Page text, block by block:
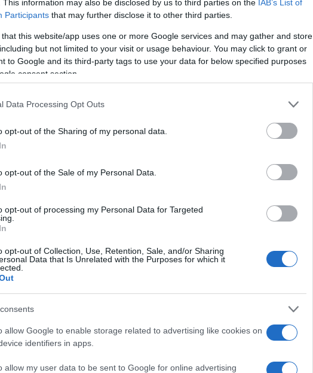
This information may also be disclosed by us to third parties on the IAB’s List of
Participants that may further disclose it to other third parties.
that this website/app uses one or more Google services and may gather and store
but not limited to your visit or usage behaviour. You may click to grant or
to Google and its third-party tags to use your data for below specified purposes
consent section.
Data Processing Opt Outs
opt-out of the Sharing of my personal data.
opt-out of the Sale of my Personal Data.
opt-out of processing my Personal Data for Targeted
opt-out of Collection, Use, Retention, Sale, and/or Sharing
Data that Is Unrelated with the Purposes for which it
allow Google to enable storage related to advertising like cookies on
identifiers in apps.
allow my user data to be sent to Google for online advertising
sobre su construcción.
del mundo
uno de los puentes más
en 2025. La autoridad de carreteras de
aplicación la empresa conjunta B erinor